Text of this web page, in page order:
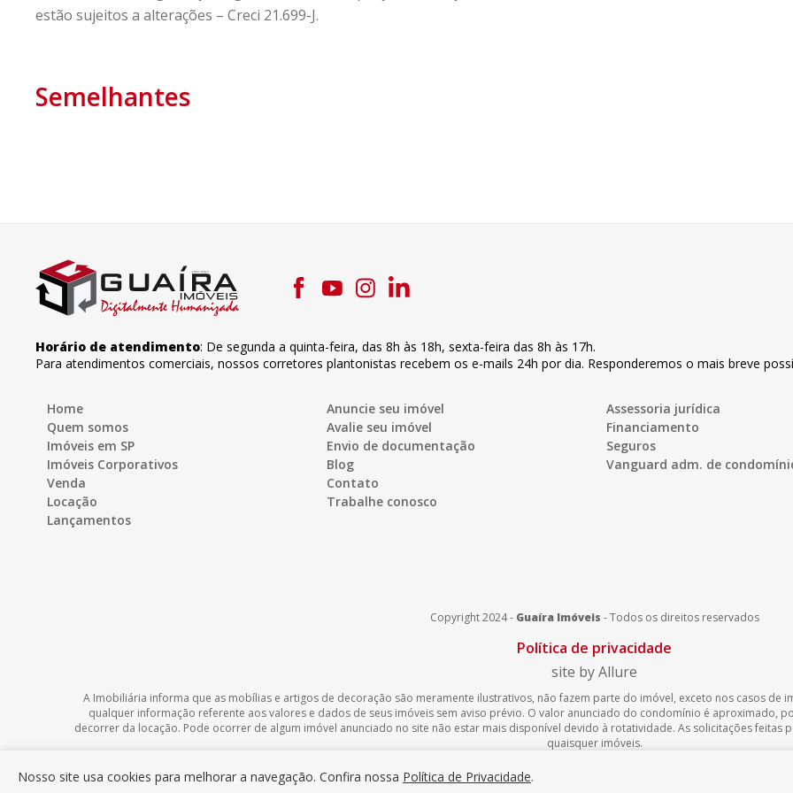
estão sujeitos a alterações – Creci 21.699-J.
Semelhantes
Horário de atendimento: De segunda a quinta-feira,das 8h às 18h,sexta-feira das 8h às 17h.
Para atendimentos comerciais, nossos corretores plantonistas recebem os e-mails 24h por dia. Responderemos o mais breve
Home
Quem somos
Imóveis em SP
Imóveis Corporativos
Venda
Locação
Lançamentos
Anuncie seu imóvel
Avalie seu imóvel
Envio de documentação
Blog
Contato
Trabalhe conosco
Assessoria jurídica
Financiamento
Seguros
Vanguard adm. de
Copyright 2024 - Guaíra Imóveis -Todos os direitos reservados
Política de privacidade
site by Allure
A Imobiliária informa que as mobílias e artigos de decoração são meramente ilustrativos, não fazem parte do imóvel, exceto nos casos
qualquer informação referente aos valores e dados de seus imóveis sem aviso prévio. O valor anunciado do condomínio é aproximado,
decorrer da locação. Pode ocorrer de algum imóvel anunciado no site não estar mais disponível devido à rotatividade. As solicitações feitas
quaisquer imóveis.
Nosso site usa cookies para melhorar a navegação. Confira nossa Política de Privacidade.